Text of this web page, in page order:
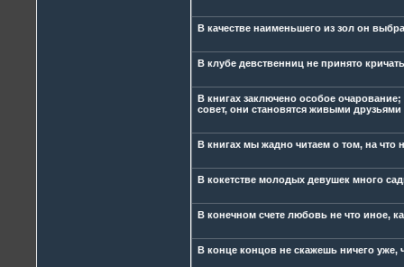
В качестве наименьшего из зол он
В клубе девственниц не принято
В книгах заключено особое
совет, они становятся живыми друзьями
В книгах мы жадно читаем о том, на
В кокетстве молодых девушек много
В конечном счете любовь не что иное,
В конце концов не скажешь ничего уже,